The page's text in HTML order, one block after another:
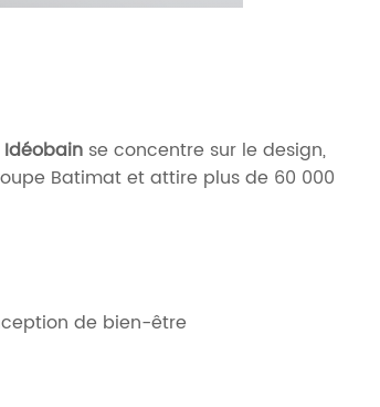
Idéobain se concentre sur le design,
Batimat et attire plus de 60 000
de bien-être